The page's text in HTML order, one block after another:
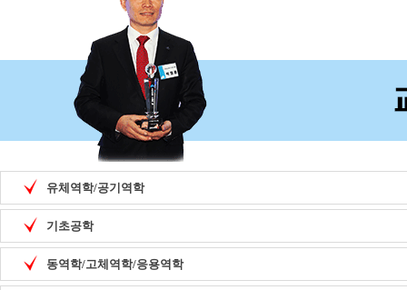
유체역학/공기역학
기초공학
동역학/고체역학/응용역학